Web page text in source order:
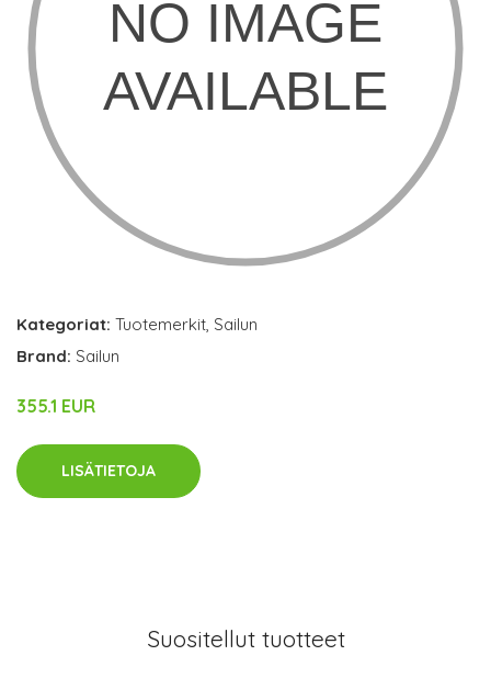
Kategoriat: Tuotemerkit, Sailun
Brand: Sailun
355.1 EUR
LISÄTIETOJA
Suositellut tuotteet